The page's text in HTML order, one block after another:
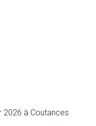
2026 à Coutances